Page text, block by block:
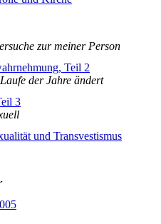
zur meiner Person
Teil 2
der Jahre ändert
3
und Transvestismus